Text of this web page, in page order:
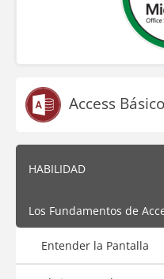
Access
HABILIDAD
Los Fundamentos de
Entender la Pantalla